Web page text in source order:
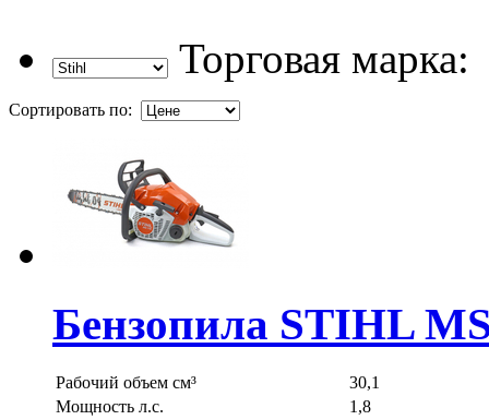
Торговая марка:
Сортировать по:
Бензопила STIHL
Рабочий объем см³
30,1
Мощность л.с.
1,8